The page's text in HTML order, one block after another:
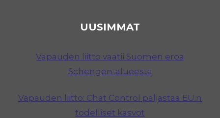
UUSIMMAT
Vapauden liitto vaatii Suomen eroa
Schengen-alueesta
Vapauden liitto: Chat Control paljastaa EU:n
todelliset kasvot